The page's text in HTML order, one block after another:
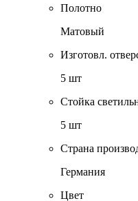
Полотно
Матовый
Изготовл.
5 шт
Стойка
5 шт
Страна
Германия
Цвет